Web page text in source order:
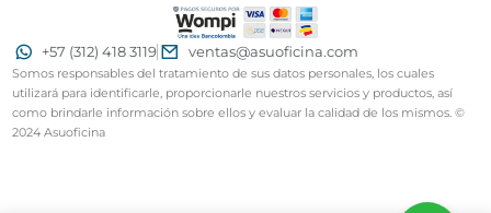
+57 (312) 418 3119 ventas@asuoficina.com
Somos responsables del tratamiento de sus datos personales, los cuales
utilizará para identificarle, proporcionarle nuestros servicios y productos, así
como brindarle información sobre ellos y evaluar la calidad de los mismos. ©
2024 Asuoficina